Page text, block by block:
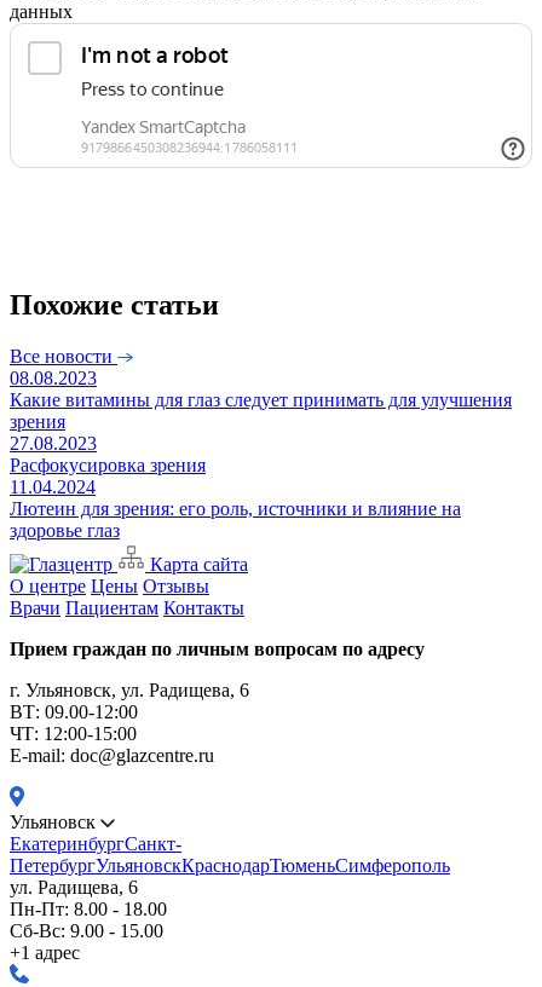
данных
Похожие статьи
Все новости
08.08.2023
Какие витамины для глаз следует принимать для улучшения
зрения
27.08.2023
Расфокусировка зрения
11.04.2024
Лютеин для зрения: его роль, источники и влияние на
здоровье глаз
Карта сайта
О центре Цены Отзывы
Врачи Пациентам Контакты
Прием граждан по личным вопросам по адресу
г. Ульяновск, ул. Радищева, 6
ВТ: 09.00-12:00
ЧТ: 12:00-15:00
E-mail: doc@glazcentre.ru
Ульяновск
ЕкатеринбургСанкт-
ПетербургУльяновскКраснодарТюменьСимферополь
ул. Радищева, 6
Пн-Пт: 8.00 - 18.00
Сб-Вс: 9.00 - 15.00
+1 адрес